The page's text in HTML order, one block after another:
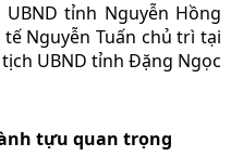
tỉnh Nguyễn Hồng
tế Nguyễn Tuấn chủ trì tại
UBND tỉnh Đặng Ngọc
tựu quan trọng